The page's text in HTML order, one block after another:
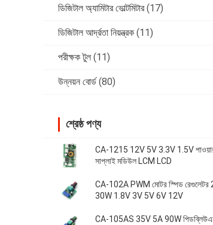
ডিজিটাল অ্যামিটার ভোল্টমিটার (17)
ডিজিটাল আর্দ্রতা নিয়ন্ত্রক (11)
পরীক্ষক টুল (11)
উন্নয়ন বোর্ড (80)
শ্রেষ্ঠ পণ্য
CA-1215 12V 5V 3.3V 1.5V
সাপ্লাই মডিউল LCM LCD
CA-102A PWM মোটর স্পিড রেগুলেটর
30W 1.8V 3V 5V 6V 12V
CA-105AS 35V 5A 90W